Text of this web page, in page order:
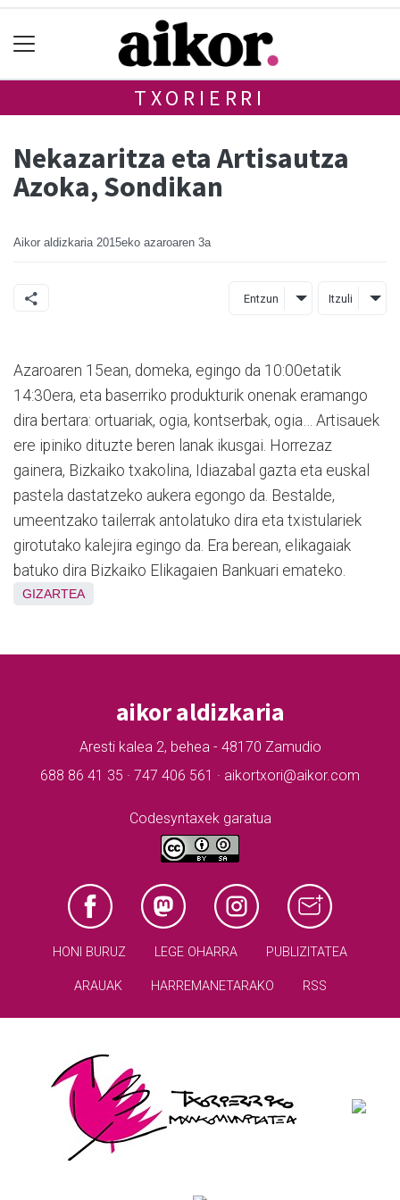
TXORIERRI
Nekazaritza eta Artisautza
Azoka, Sondikan
Aikor aldizkaria 2015eko azaroaren 3a
Entzun Itzuli
Azaroaren 15ean, domeka, egingo da 10:00etatik
14:30era, eta baserriko produkturik onenak eramango
dira bertara: ortuariak, ogia, kontserbak, ogia… Artisauek
ere ipiniko dituzte beren lanak ikusgai. Horrezaz
gainera, Bizkaiko txakolina, Idiazabal gazta eta euskal
pastela dastatzeko aukera egongo da. Bestalde,
umeentzako tailerrak antolatuko dira eta txistulariek
girotutako kalejira egingo da. Era berean, elikagaiak
batuko dira Bizkaiko Elikagaien Bankuari emateko.
GIZARTEA
aikor aldizkaria
Aresti kalea 2, behea - 48170 Zamudio
688 86 41 35 · 747 406 561 · aikortxori@aikor.com
Codesyntaxek garatua
HONI BURUZ LEGE OHARRA PUBLIZITATEA
ARAUAK HARREMANETARAKO RSS